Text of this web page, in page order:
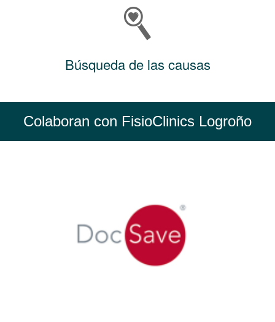
Búsqueda de las causas
Colaboran con FisioClinics Logroño